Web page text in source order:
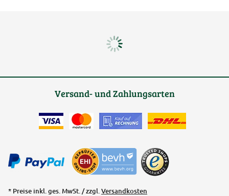
Versand- und Zahlungsarten
* Preise inkl. ges. MwSt. / zzgl. Versandkosten